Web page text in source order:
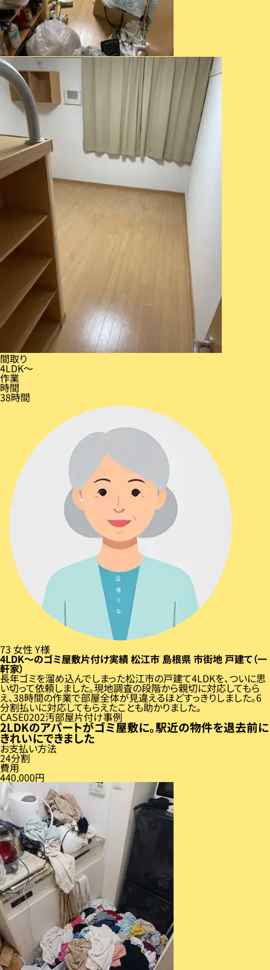
間取り
4LDK〜
作業
時間
38時間
73 女性 Y様
4LDK〜のゴミ屋敷片付け実績松江市 島根県市街地 戸建て（一
軒家）
長年ゴミを溜め込んでしまった松江市の戸建て4LDKを、ついに思
い切って依頼しました。現地調査の段階から親切に対応してもら
え、38時間の作業で部屋全体が見違えるほどすっきりしました。6
分割払いに対応してもらえたことも助かりました。
CASE 02汚部屋片付け事例
2LDKのアパートがゴミ屋敷に。駅近の物件を退去前に
きれいにできました
お支払い方法
24分割
費用
440,000円